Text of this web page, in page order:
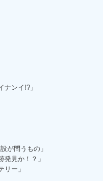
ナンイ!?」
が問うもの」
見か！？」
リー」